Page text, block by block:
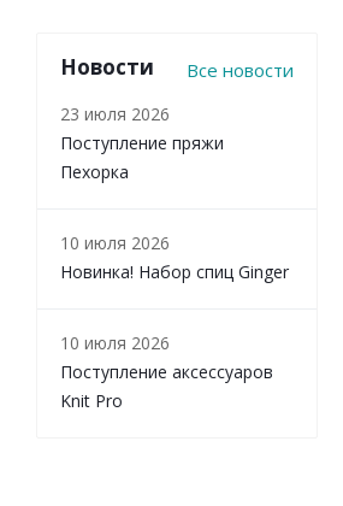
Новости Все новости
23 июля 2026
Поступление пряжи
Пехорка
10 июля 2026
Новинка! Набор спиц Ginger
10 июля 2026
Поступление аксессуаров
Knit Pro